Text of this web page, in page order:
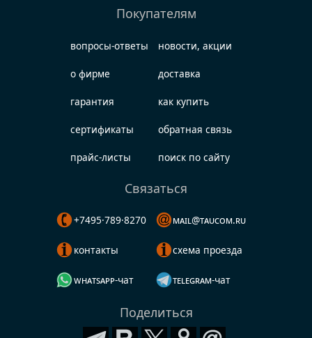
Покупателям
вопросы-ответы
о фирме
гарантия
сертификаты
прайс-листы
новости, акции
доставка
как купить
обратная связь
поиск по сайту
Связаться
+7495·789·8270
контакты
whatsapp-чат
mail@taucom.ru
схема проезда
telegram-чат
Поделиться